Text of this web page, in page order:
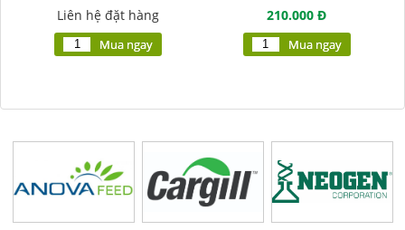
Liên hệ đặt hàng
Mua ngay
210.000 Đ
Mua ngay